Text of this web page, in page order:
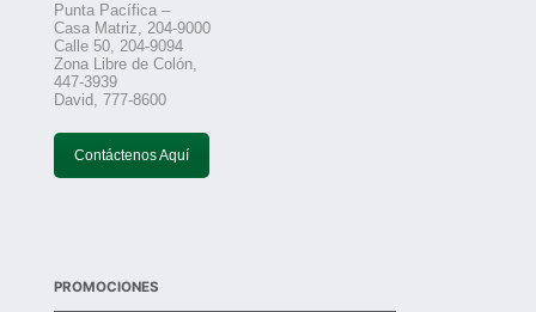
Punta Pacífica –
Casa Matriz, 204-9000
Calle 50, 204-9094
Zona Libre de Colón,
447-3939
David, 777-8600
Contáctenos Aquí
PROMOCIONES